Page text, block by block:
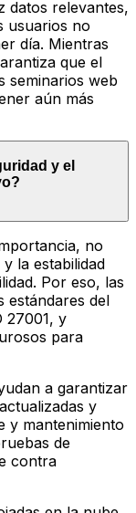
datos relevantes,
usuarios no
día. Mientras
que el
seminarios web
aún más
y el
no
la estabilidad
Por eso, las
estándares del
27001, y
para
a garantizar
y
y mantenimiento
de
contra